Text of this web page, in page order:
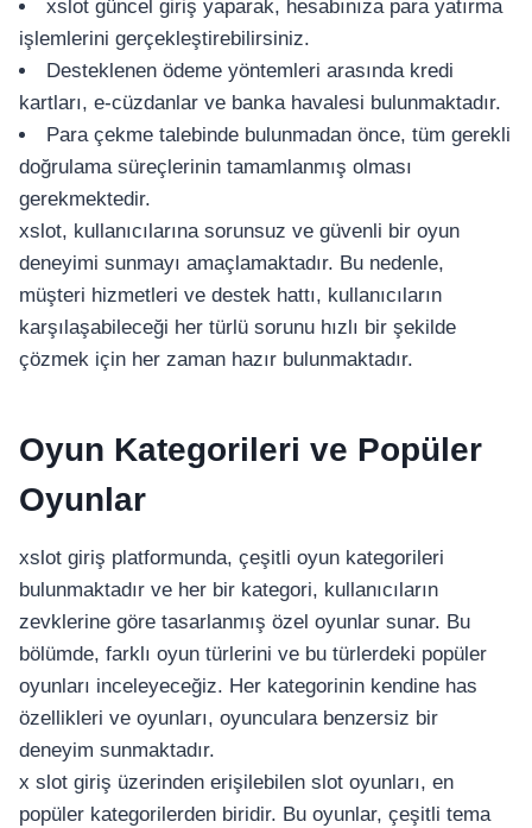
xslot güncel giriş yaparak, hesabınıza para yatırma
işlemlerini gerçekleştirebilirsiniz.
Desteklenen ödeme yöntemleri arasında kredi
kartları, e-cüzdanlar ve banka havalesi bulunmaktadır.
Para çekme talebinde bulunmadan önce, tüm gerekli
doğrulama süreçlerinin tamamlanmış olması
gerekmektedir.
xslot, kullanıcılarına sorunsuz ve güvenli bir oyun
deneyimi sunmayı amaçlamaktadır. Bu nedenle,
müşteri hizmetleri ve destek hattı, kullanıcıların
karşılaşabileceği her türlü sorunu hızlı bir şekilde
çözmek için her zaman hazır bulunmaktadır.
Oyun Kategorileri ve Popüler
Oyunlar
xslot giriş platformunda, çeşitli oyun kategorileri
bulunmaktadır ve her bir kategori, kullanıcıların
zevklerine göre tasarlanmış özel oyunlar sunar. Bu
bölümde, farklı oyun türlerini ve bu türlerdeki popüler
oyunları inceleyeceğiz. Her kategorinin kendine has
özellikleri ve oyunları, oyunculara benzersiz bir
deneyim sunmaktadır.
x slot giriş üzerinden erişilebilen slot oyunları, en
popüler kategorilerden biridir. Bu oyunlar, çeşitli tema